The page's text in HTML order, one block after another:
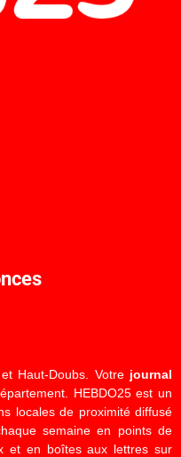
Haut-Doubs. Votre journal
HEBDO25 est un
locales de proximité diffusé
semaine en points de
et en boîtes aux lettres sur